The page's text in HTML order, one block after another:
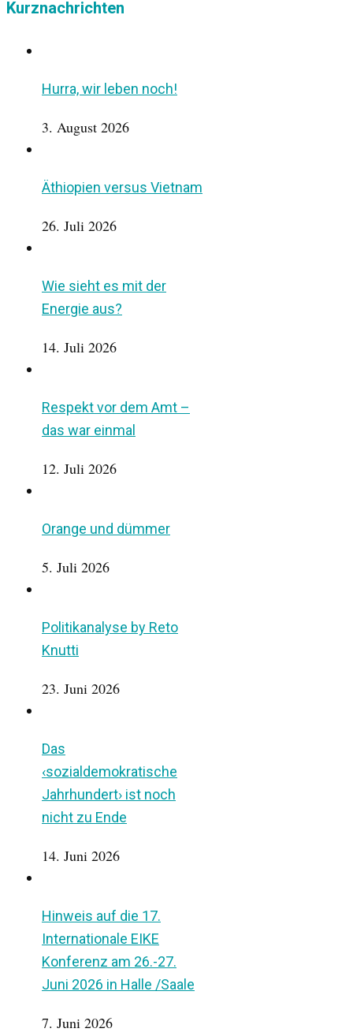
Kurznachrichten
Hurra, wir leben noch!
3. August 2026
Äthiopien versus Vietnam
26. Juli 2026
Wie sieht es mit der
Energie aus?
14. Juli 2026
Respekt vor dem Amt –
das war einmal
12. Juli 2026
Orange und dümmer
5. Juli 2026
Politikanalyse by Reto
Knutti
23. Juni 2026
Das
‹sozialdemokratische
Jahrhundert› ist noch
nicht zu Ende
14. Juni 2026
Hinweis auf die 17.
Internationale EIKE
Konferenz am 26.-27.
Juni 2026 in Halle /Saale
7. Juni 2026